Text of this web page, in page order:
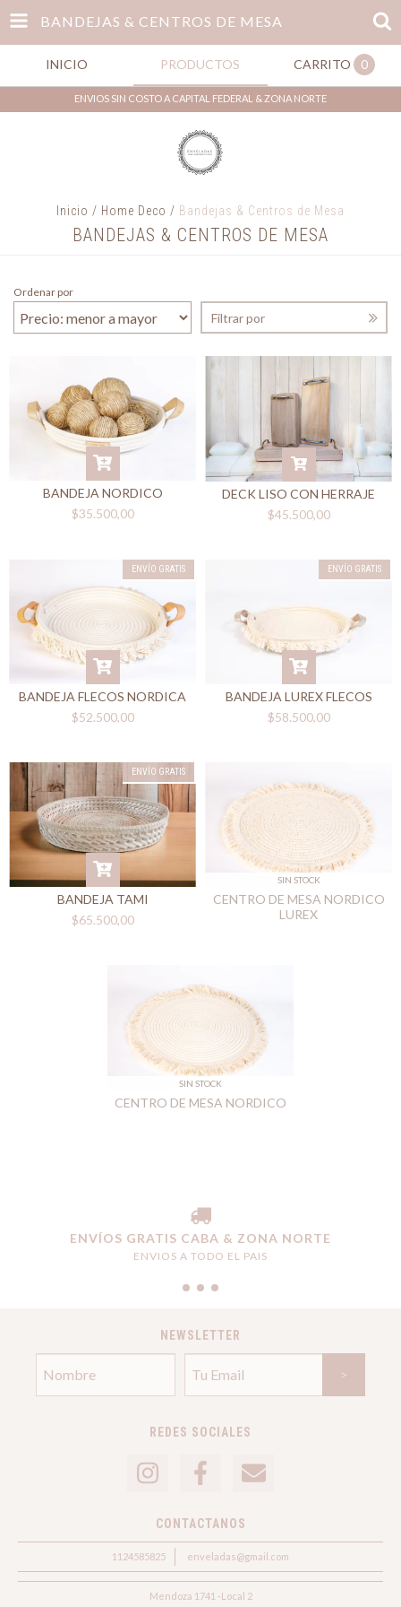
BANDEJAS & CENTROS DE MESA
INICIO PRODUCTOS CARRITO 0
ENVIOS SIN COSTO A CAPITAL FEDERAL & ZONA NORTE
Inicio / Home Deco / Bandejas & Centros de Mesa
BANDEJAS & CENTROS DE MESA
Ordenar por
Filtrar por
BANDEJA NORDICO
$35.500,00
DECK LISO CON HERRAJE
$45.500,00
ENVÍO GRATIS
BANDEJA FLECOS NORDICA
$52.500,00
ENVÍO GRATIS
BANDEJA LUREX FLECOS
$58.500,00
ENVÍO GRATIS
BANDEJA TAMI
$65.500,00
SIN STOCK
CENTRO DE MESA NORDICO
LUREX
SIN STOCK
CENTRO DE MESA NORDICO
ENVÍOS GRATIS CABA & ZONA NORTE
ENVIOS A TODO EL PAIS
NEWSLETTER
REDES SOCIALES
CONTACTANOS
1124585825 enveladas@gmail.com
Mendoza 1741 -Local 2